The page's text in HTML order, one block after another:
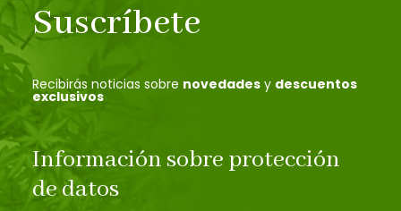
Suscríbete
Recibirás noticias sobre novedades y descuentos
exclusivos
Información sobre protección
de datos